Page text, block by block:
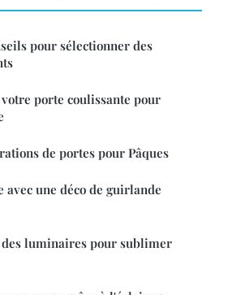
pour sélectionner des
porte coulissante pour
de portes pour Pâques
une déco de guirlande
luminaires pour sublimer